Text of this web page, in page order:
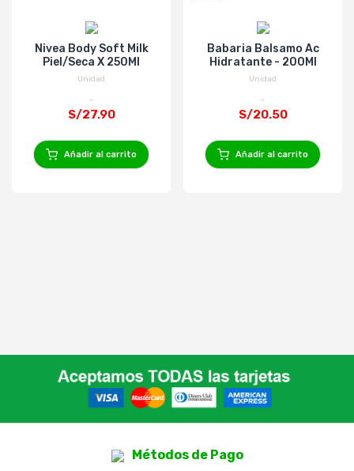
Nivea Body Soft Milk
Piel/Seca X 250Ml
Unidad
S/27.90
Añadir al carrito
Babaria Balsamo Ac
Hidratante - 200Ml
Unidad
S/20.50
Añadir al carrito
Métodos de Pago